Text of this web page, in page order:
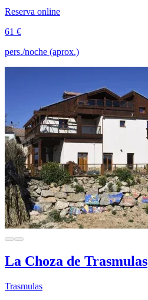
Reserva online
61 €
pers./noche (aprox.)
La Choza de Trasmulas
Trasmulas